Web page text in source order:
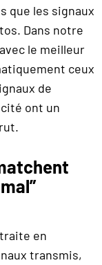
que les signaux
Dans notre
le meilleur
ceux
de
ont un
en
transmis,